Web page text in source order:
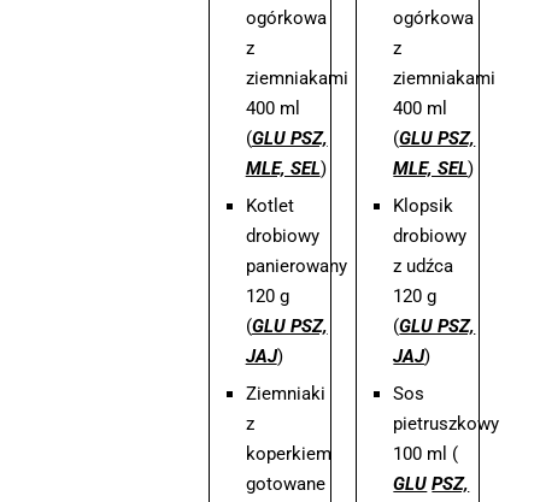
ogórkowa
z
ziemniakami
400 ml
(GLU PSZ,
MLE, SEL)
Kotlet
drobiowy
panierowany
120 g
(GLU PSZ,
JAJ)
Ziemniaki
z
koperkiem
gotowane
ogórkowa
z
ziemniakami
400 ml
(GLU PSZ,
MLE, SEL)
Klopsik
drobiowy
z udźca
120 g
(GLU PSZ,
JAJ)
Sos
pietruszkowy
100 ml (
GLU PSZ,